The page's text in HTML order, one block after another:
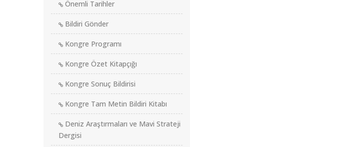
Önemli Tarihler
Bildiri Gönder
Kongre Programı
Kongre Özet Kitapçığı
Kongre Sonuç Bildirisi
Kongre Tam Metin Bildiri Kitabı
Deniz Araştırmaları ve Mavi Strateji
Dergisi